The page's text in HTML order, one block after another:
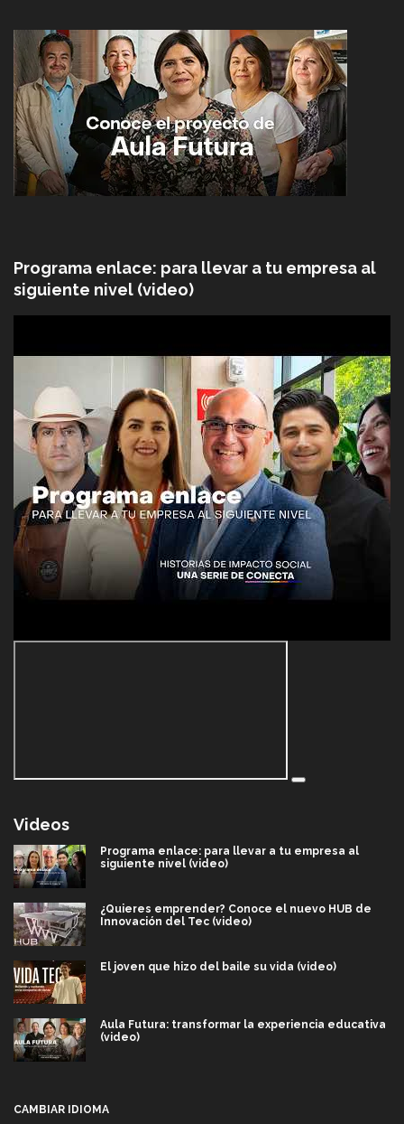
Programa enlace: para llevar a tu empresa al
siguiente nivel (video)
Videos
Programa enlace: para llevar a tu empresa al
siguiente nivel (video)
¿Quieres emprender? Conoce el nuevo HUB de
Innovación del Tec (video)
El joven que hizo del baile su vida (video)
Aula Futura: transformar la experiencia educativa
(video)
CAMBIAR IDIOMA